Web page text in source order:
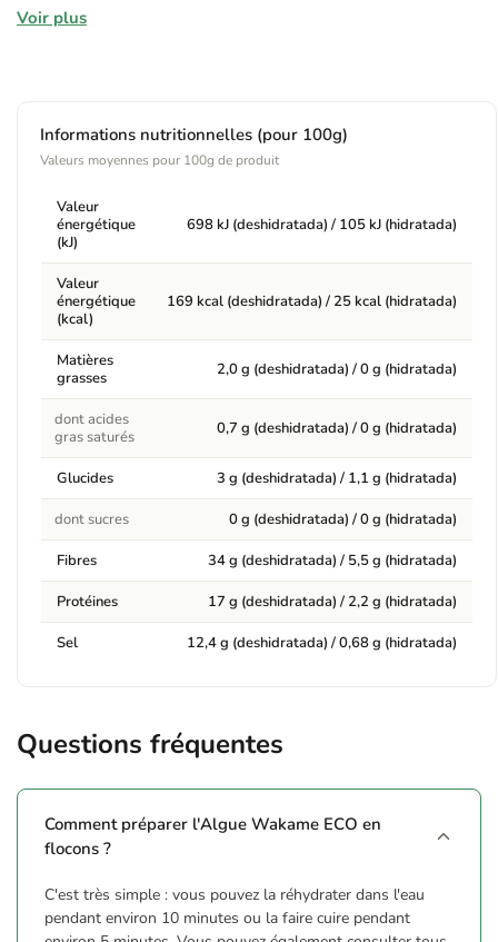
Ingrédients
Allergènes
Contient :Peut contenir des traces de sésame et de fruits secs.
Avertissements
*En raison de sa teneur élevée en iode, ne pas dépasser 1
g/personne par jour.
Voir plus
Informations nutritionnelles (pour 100g)
Valeurs moyennes pour 100g de produit
Valeur
énergétique
(kJ)
698 kJ (deshidratada) / 105 kJ (hidratada)
Valeur
énergétique
(kcal)
169 kcal (deshidratada) / 25 kcal (hidratada)
Matières
grasses
2,0 g (deshidratada) / 0 g (hidratada)
dont acides
gras saturés
0,7 g (deshidratada) / 0 g (hidratada)
Glucides 3 g (deshidratada) / 1,1 g (hidratada)
dont sucres 0 g (deshidratada) / 0 g (hidratada)
Fibres 34 g (deshidratada) / 5,5 g (hidratada)
Protéines 17 g (deshidratada) / 2,2 g (hidratada)
Sel 12,4 g (deshidratada) / 0,68 g (hidratada)
Questions fréquentes
Comment préparer l'Algue Wakame ECO en
flocons ?
C'est très simple : vous pouvez la réhydrater dans l'eau
pendant environ 10 minutes ou la faire cuire pendant